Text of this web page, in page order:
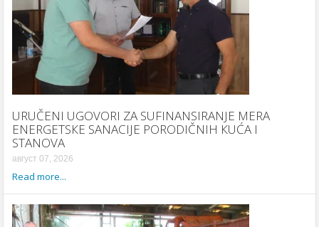
URUČENI UGOVORI ZA SUFINANSIRANJE MERA
ENERGETSКE SANACIJE PORODIČNIH КUĆA I
STANOVA
август 07, 2026
Read more...